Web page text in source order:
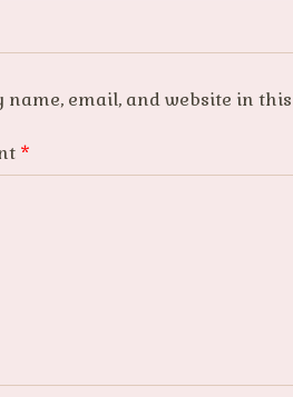
name, email, and website in
*